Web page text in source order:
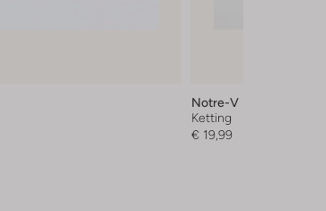
Notre-V
Ketting
€ 19,99